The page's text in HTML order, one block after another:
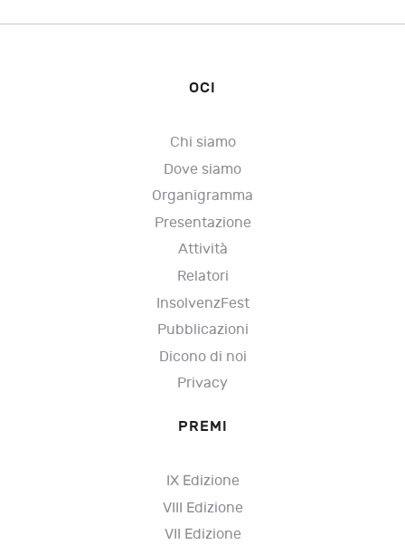
OCI
Chi siamo
Dove siamo
Organigramma
Presentazione
Attività
Relatori
InsolvenzFest
Pubblicazioni
Dicono di noi
Privacy
PREMI
IX Edizione
VIII Edizione
VII Edizione